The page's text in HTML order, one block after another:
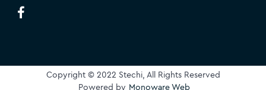
Copyright © 2022 Stechi, All Rights Reserved
Powered by Monoware Web